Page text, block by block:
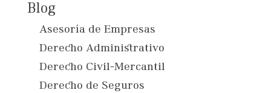
Blog
Asesoría de Empresas
Derecho Administrativo
Derecho Civil-Mercantil
Derecho de Seguros